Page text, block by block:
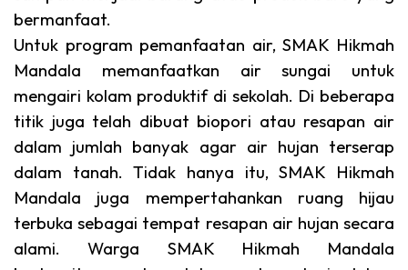
bermanfaat.
Untuk program pemanfaatan air, SMAK Hikmah
Mandala memanfaatkan air sungai untuk
mengairi kolam produktif di sekolah. Di beberapa
titik juga telah dibuat biopori atau resapan air
dalam jumlah banyak agar air hujan terserap
dalam tanah. Tidak hanya itu, SMAK Hikmah
Mandala juga mempertahankan ruang hijau
terbuka sebagai tempat resapan air hujan secara
alami. Warga SMAK Hikmah Mandala